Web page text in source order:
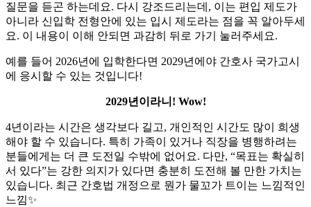
질문을 듣곤 하는데요. 다시 강조드리는데, 이는 편입 제도가
아니라 신입학 전형안에 있는 입시 제도라는 점을 꼭 알아두세
요. 이 내용이 이해 안되면 과감히 뒤로 가기 눌러주세요.
​예를 들어 2026년에 입학한다면 2029년에야 간호사 국가고시
에 응시할 수 있는 것입니다!
2029년이라니! Wow!
​4년이라는 시간은 생각보다 길고, 개인적인 시간도 많이 희생
해야 할 수 있습니다. 특히 가족이 있거나 직장을 병행하려는
분들에게는 더 큰 도전일 수밖에 없어요. 다만, “목표는 확실히
서 있다”는 강한 의지가 있다면 충분히 도전해 볼 만한 가치는
있습니다. 최근 간호법 개정으로 뭔가 물꼬가 트이는 느낌적인
느낌✨